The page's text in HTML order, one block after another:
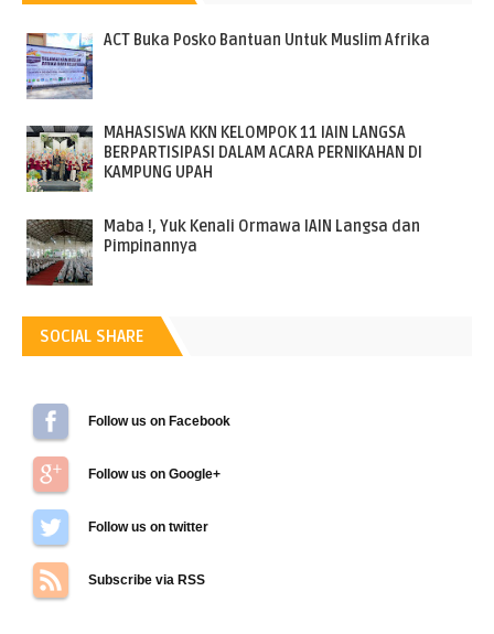
ACT Buka Posko Bantuan Untuk Muslim Afrika
MAHASISWA KKN KELOMPOK 11 IAIN LANGSA
BERPARTISIPASI DALAM ACARA PERNIKAHAN DI
KAMPUNG UPAH
Maba !, Yuk Kenali Ormawa IAIN Langsa dan
Pimpinannya
SOCIAL SHARE
Follow us on Facebook
Follow us on Google+
Follow us on Twitter
Subscribe via RSS